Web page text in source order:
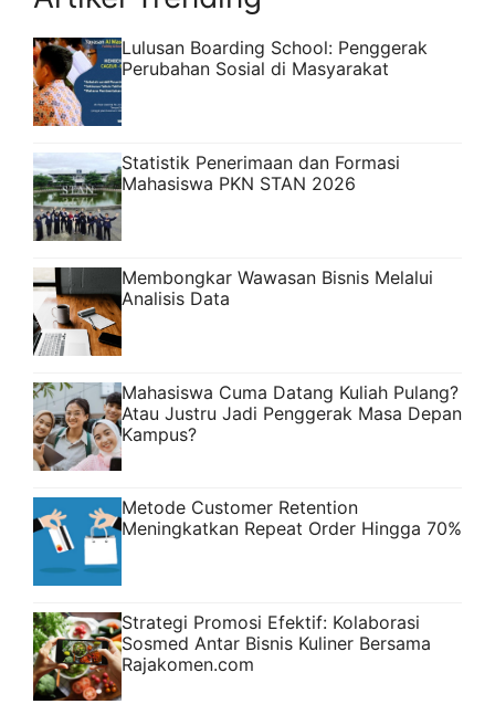
Lulusan Boarding School: Penggerak
Perubahan Sosial di Masyarakat
Statistik Penerimaan dan Formasi
Mahasiswa PKN STAN 2026
Membongkar Wawasan Bisnis Melalui
Analisis Data
Mahasiswa Cuma Datang Kuliah Pulang?
Atau Justru Jadi Penggerak Masa Depan
Kampus?
Metode Customer Retention
Meningkatkan Repeat Order Hingga 70%
Strategi Promosi Efektif: Kolaborasi
Sosmed Antar Bisnis Kuliner Bersama
Rajakomen.com